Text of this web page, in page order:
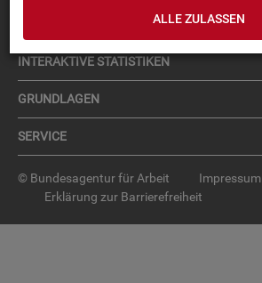
ALLE ZULASSEN
IN­TER­AK­TI­VE STA­TIS­TI­KEN
GRUND­LA­GEN
SER­VICE
© Bundesagentur für Arbeit Impressum
Erklärung zur Barrierefreiheit